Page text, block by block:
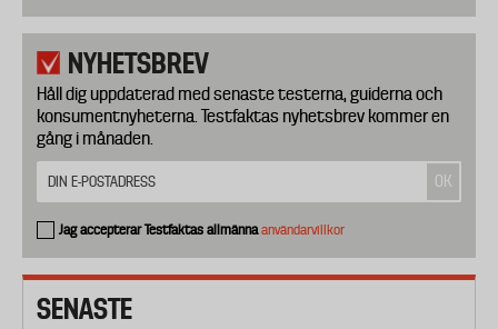
NYHETSBREV
Håll dig uppdaterad med senaste testerna, guiderna och
konsumentnyheterna. Testfaktas nyhetsbrev kommer en
gång i månaden.
Jag accepterar Testfaktas allmännaanvändarvillkor
SENASTE